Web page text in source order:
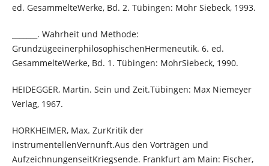
ed. GesammelteWerke, Bd. 2. Tübingen: Mohr Siebeck, 1993.
_______. Wahrheit und Methode:
GrundzügeeinerphilosophischenHermeneutik. 6. ed.
GesammelteWerke, Bd. 1. Tübingen: MohrSiebeck, 1990.
HEIDEGGER, Martin. Sein und Zeit.Tübingen: Max Niemeyer
Verlag, 1967.
HORKHEIMER, Max. ZurKritik der
instrumentellenVernunft.Aus den Vorträgen und
AufzeichnungenseitKriegsende. Frankfurt am Main: Fischer,